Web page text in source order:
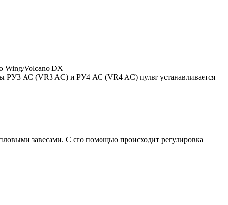
Wing/Volcano DX
АС (VR3 AC) и РУ4 АС (VR4 AC) пульт устанавливается
завесами. С его помощью происходит регулировка